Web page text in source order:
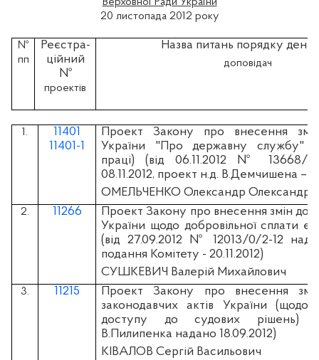
20 листопада 2012 року
№
пп
Реєстра-
ційний
№
проектів
Назва питань порядку
доповідач
1.
11401
11401-1
Проект Закону про внесення
України "Про державну службу"
праці) (вiд 06.11.2012 № 13668/
08.11.2012, проект н.д. В.Демчишена –
ОМЕЛЬЧЕНКО Олександр
2. 11266
Проект Закону про внесення змін до
України щодо добровільної сплати
(вiд 27.09.2012 № 12013/0/2-12
подання Комітету - 20.11.2012)
СУШКЕВИЧ Валерій Михайлович
3. 11215
Проект Закону про внесення
законодавчих актів України (щодо
доступу до судових рішень)
В.Пилипенка надано 18.09.2012)
КІВАЛОВ Сергій Васильович